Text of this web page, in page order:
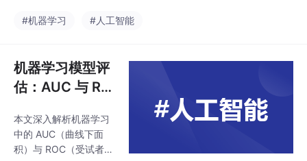
数等），为模型选择与
回归，到分类、回归、
理、技术优势及应用场
景。结合2025年最新行
业趋势，重点分析线性
的广泛应用，及其在计
算效率、可解释性和模
型扩展性方面的独特工
#机器学习 #人工智能
机器学习模型评
估：AUC 与 RO
ython 实现
本文深入解析机器学习
中的 AUC（曲线下面
积）与 ROC（受试者工